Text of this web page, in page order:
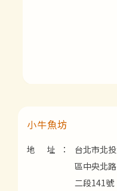
小牛魚坊
地 址：
台北市北投
區中央北路
二段141號